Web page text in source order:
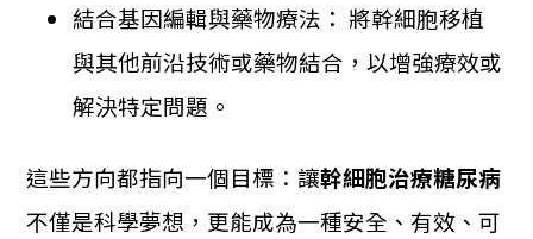
結合基因編輯與藥物療法： 將幹細胞移植
與其他前沿技術或藥物結合，以增強療效或
解決特定問題。
這些方向都指向一個目標：讓幹細胞治療糖尿病
不僅是科學夢想，更能成為一種安全、有效、可